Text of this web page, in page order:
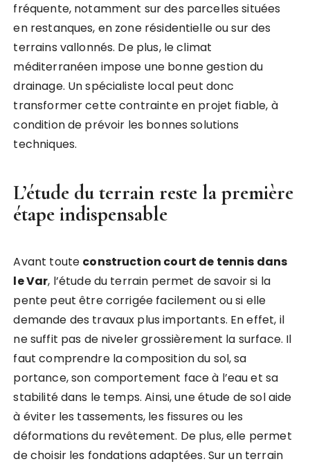
fréquente, notamment sur des parcelles situées
en restanques, en zone résidentielle ou sur des
terrains vallonnés. De plus, le climat
méditerranéen impose une bonne gestion du
drainage. Un spécialiste local peut donc
transformer cette contrainte en projet fiable, à
condition de prévoir les bonnes solutions
techniques.
L’étude du terrain reste la première
étape indispensable
Avant toute construction court de tennis dans
le Var, l’étude du terrain permet de savoir si la
pente peut être corrigée facilement ou si elle
demande des travaux plus importants. En effet, il
ne suffit pas de niveler grossièrement la surface. Il
faut comprendre la composition du sol, sa
portance, son comportement face à l’eau et sa
stabilité dans le temps. Ainsi, une étude de sol aide
à éviter les tassements, les fissures ou les
déformations du revêtement. De plus, elle permet
de choisir les fondations adaptées. Sur un terrain